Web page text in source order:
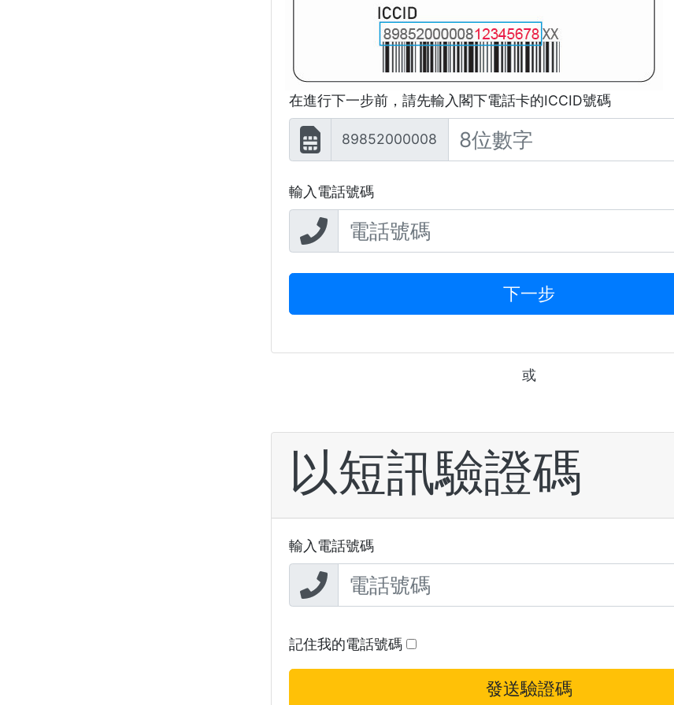
在進行下一步前，請先輸入閣下電話卡的ICCID號碼
89852000008
輸入電話號碼
下一步
或
以短訊驗證碼
輸入電話號碼
記住我的電話號碼
發送驗證碼